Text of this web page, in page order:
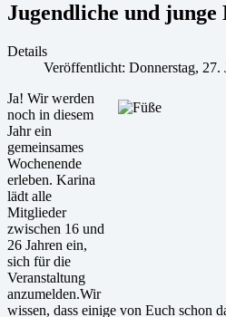
Jugendliche und junge
Details
Veröffentlicht: Donnerstag, 27.
Ja! Wir werden
noch in diesem
Jahr ein
gemeinsames
Wochenende
erleben. Karina
lädt alle
Mitglieder
zwischen 16 und
26 Jahren ein,
sich für die
Veranstaltung
anzumelden.Wir
wissen, dass einige von Euch schon